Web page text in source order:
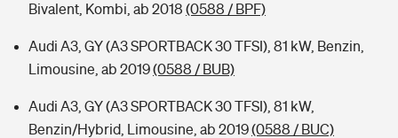
Bivalent, Kombi, ab 2018 (0588 / BPF)
Audi A3, GY (A3 SPORTBACK 30 TFSI), 81 kW, Benzin,
Limousine, ab 2019(0588 / BUB)
Audi A3, GY (A3 SPORTBACK 30 TFSI), 81 kW,
Benzin/Hybrid, Limousine, ab 2019(0588 / BUC)